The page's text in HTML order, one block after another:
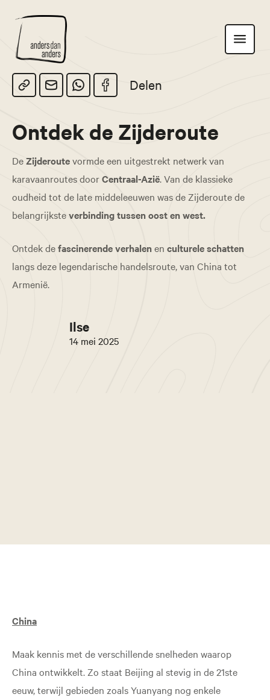
Anders
dan
Anders
Toon
navigatie
Delen
Ontdek de Zijderoute
DeZijderoutevormde een uitgestrekt netwerk van
karavaanroutes doorCentraal-Azië. Van de klassieke
oudheid tot de late middeleeuwen was de Zijderoute de
belangrijksteverbinding tussen oost en west.
Ontdek defascinerende verhalenen culturele schatten
langs deze legendarische handelsroute, van China tot
Armenië.
Ilse
14 mei 2025
China
Maak kennis met de verschillende snelheden waarop
China ontwikkelt. Zo staat Beijing al stevig in de 21ste
eeuw, terwijl gebieden zoals Yuanyang nog enkele